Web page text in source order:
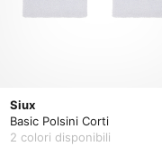
Siux
Basic Polsini Corti
2 colori disponibili